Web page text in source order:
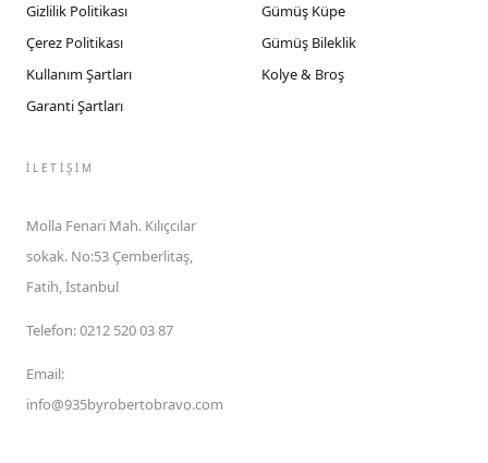
Gizlilik Politikası
Çerez Politikası
Kullanım Şartları
Garanti Şartları
Gümüş Küpe
Gümüş Bileklik
Kolye & Broş
İLETIŞIM
Molla Fenari Mah. Kılıçcılar
sokak. No:53 Çemberlitaş,
Fatih, İstanbul
Telefon:0212 520 03 87
Email:
info@935byrobertobravo.com